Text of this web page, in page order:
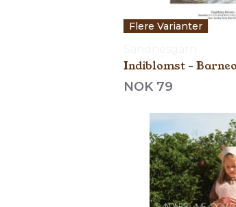
Flere Varianter
Indiblomst -
NOK 79